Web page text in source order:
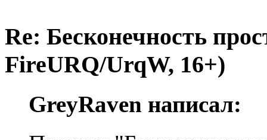
Re: Бесконечность
FireURQ/UrqW, 16+)
GreyRaven написал: